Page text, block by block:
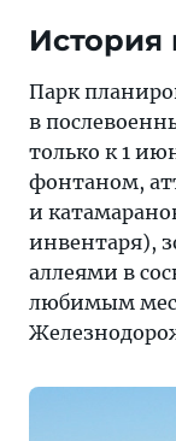
История
Парк
в
только к 1
фонтаном,
и
инвентаря),
аллеями в
любимым